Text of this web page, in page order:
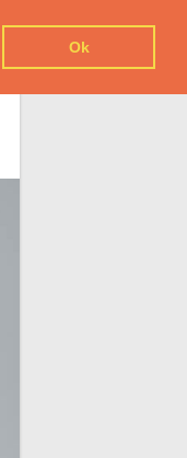
Ok